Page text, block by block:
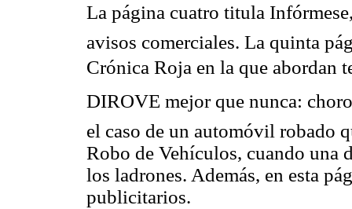
La página cuatro titula
avisos comerciales. La quinta
Crónica Roja en la que
DIROVE mejor que nunca:
el caso de un automóvil robado
Robo de Vehículos, cuando una
los ladrones. Además, en esta
publicitarios.